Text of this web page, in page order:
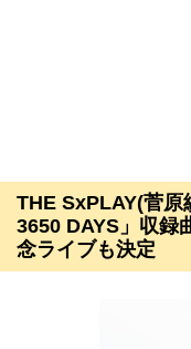
THE SxPLAY(菅原
3650 DAYS」収録
念ライブも決定